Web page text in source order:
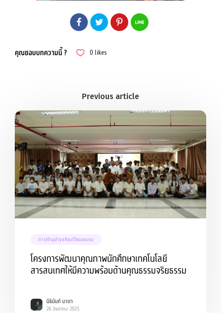
คุณชอบบทความนี้ ? 0 likes
การทำนุบำรุงศิลปวัฒนธรรม
โครงการพัฒนาคุณภาพนักศึกษาเทคโนโลยี
สารสนเทศให้มีความพร้อมด้านคุณธรรมจริยธรรม
นิธินันท์ มาตา
26 สิงหาคม 2025